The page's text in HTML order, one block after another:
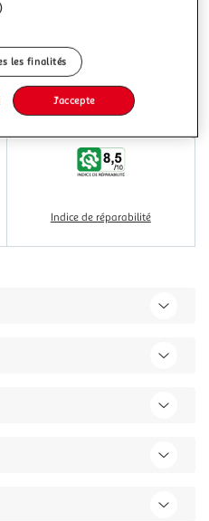
Ajouter au panier
Ajouter à une liste
Indice de réparabilité
les finalités
J'accepte